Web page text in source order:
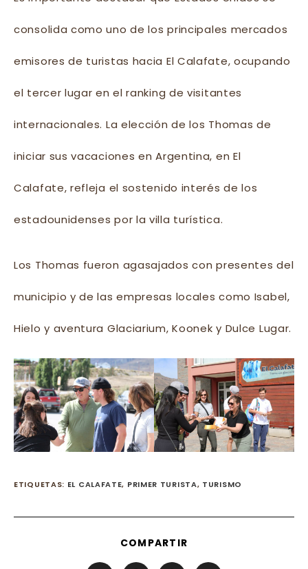
consolida como uno de los principales mercados
emisores de turistas hacia El Calafate, ocupando
el tercer lugar en el ranking de visitantes
internacionales. La elección de los Thomas de
iniciar sus vacaciones en Argentina, en El
Calafate, refleja el sostenido interés de los
estadounidenses por la villa turística.
Los Thomas fueron agasajados con presentes del
municipio y de las empresas locales como Isabel,
Hielo y aventura Glaciarium, Koonek y Dulce Lugar.
ETIQUETAS: EL CALAFATE, PRIMER TURISTA, TURISMO
COMPARTIR
CONTENT